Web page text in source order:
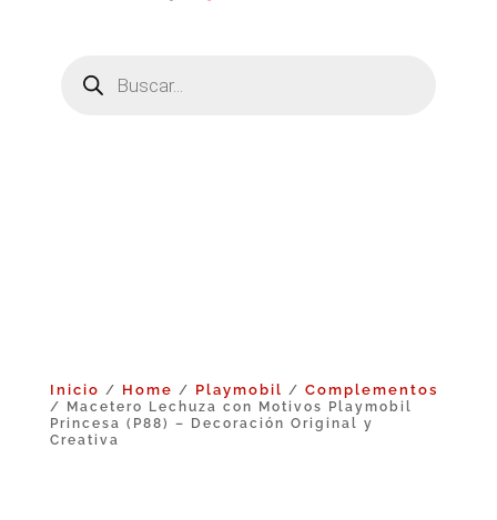
productos
Inicio / Home / Playmobil / Complementos
/ Macetero Lechuza con Motivos Playmobil
Princesa (P88) – Decoración Original y
Creativa